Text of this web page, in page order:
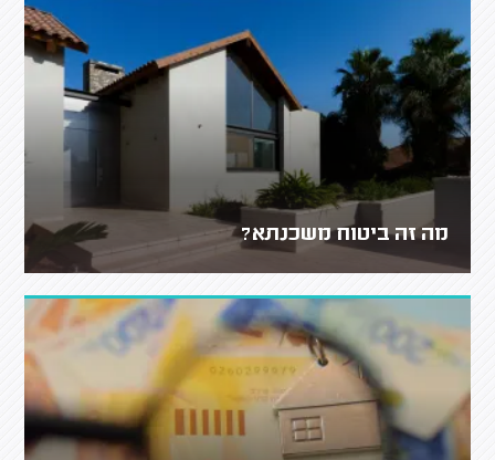
מה זה ביטוח משכנתא?